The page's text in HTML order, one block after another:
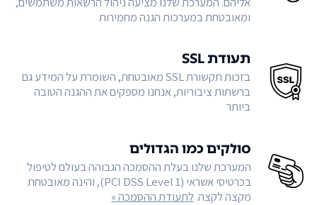
ומאובטחת במערכות הגנה מחמירות
תעודת SSL
בזכות תקשורת SSL מאובטחת, השומרת על המידע גם
ברשתות ציבוריות, אנחנו מספקים את ההגנה הטובה
ביותר
סולקים כמו הגדולים
המערכת שלנו בעלת ההסמכה הגבוהה בעולם לטיפול
בכרטיסי אשראי (PCI DSS Level 1), והינה מאובטחת
מקצה לקצה.לתעודת ההסמכה »